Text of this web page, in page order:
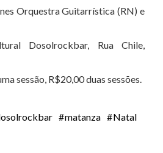
Orquestra Guitarrística (RN) e
Dosolrockbar, Rua Chile,
sessão, R$20,00 duas sessões.
matanza Natal